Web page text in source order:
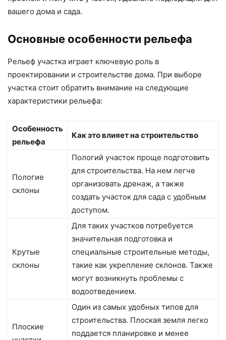
вашего дома и сада.
Основные особенности рельефа
Рельеф участка играет ключевую роль в
проектировании и строительстве дома. При выборе
участка стоит обратить внимание на следующие
характеристики рельефа:
Особенность
рельефа
Как это влияет на строительство
Пологие
склоны
Пологий участок проще подготовить
для строительства. На нем легче
организовать дренаж, а также
создать участок для сада с удобным
доступом.
Крутые
склоны
Для таких участков потребуется
значительная подготовка и
специальные строительные методы,
такие как укрепление склонов. Также
могут возникнуть проблемы с
водоотведением.
Плоские
Один из самых удобных типов для
строительства. Плоская земля легко
поддается планировке и менее